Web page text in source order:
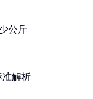
公斤
准解析